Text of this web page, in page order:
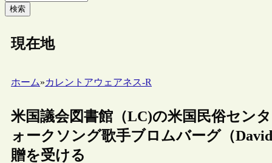
検索
現在地
ホーム»カレントアウェアネス-R
米国議会図書館（LC)の米国民俗セン
ォークソング歌手ブロムバーグ（
贈を受ける